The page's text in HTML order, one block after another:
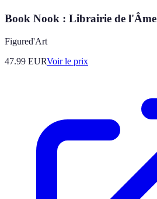
Book Nook : Librairie de l'Âme
Figured'Art
47.99 EURVoir le prix